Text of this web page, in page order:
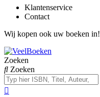
Klantenservice
Contact
Wij kopen ook uw boeken in!
Zoeken
Zoeken